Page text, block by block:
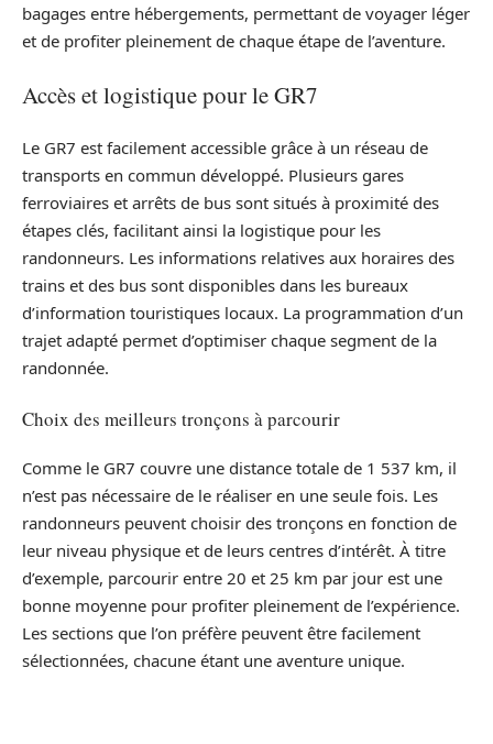
bagages entre hébergements, permettant de voyager léger
et de profiter pleinement de chaque étape de l’aventure.
Accès et logistique pour le GR7
Le GR7 est facilement accessible grâce à un réseau de
transports en commun développé. Plusieurs gares
ferroviaires et arrêts de bus sont situés à proximité des
étapes clés, facilitant ainsi la logistique pour les
randonneurs. Les informations relatives aux horaires des
trains et des bus sont disponibles dans les bureaux
d’information touristiques locaux. La programmation d’un
trajet adapté permet d’optimiser chaque segment de la
randonnée.
Choix des meilleurs tronçons à parcourir
Comme le GR7 couvre une distance totale de 1 537 km, il
n’est pas nécessaire de le réaliser en une seule fois. Les
randonneurs peuvent choisir des tronçons en fonction de
leur niveau physique et de leurs centres d’intérêt. À titre
d’exemple, parcourir entre 20 et 25 km par jour est une
bonne moyenne pour profiter pleinement de l’expérience.
Les sections que l’on préfère peuvent être facilement
sélectionnées, chacune étant une aventure unique.